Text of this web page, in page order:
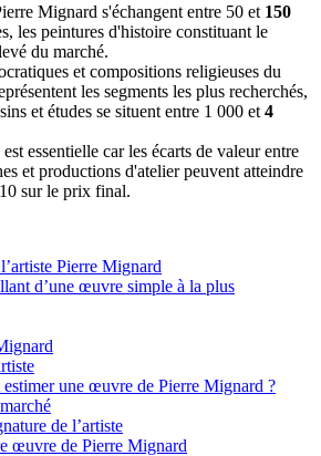
Mignard s'échangent entre 50 et 150
les peintures d'histoire constituant le
du marché.
et compositions religieuses du
les segments les plus recherchés,
et études se situent entre 1 000 et 4
essentielle car les écarts de valeur entre
et productions d'atelier peuvent atteindre
sur le prix final.
Pierre Mignard
d’une œuvre simple à la plus
une œuvre de Pierre Mignard ?
de l’artiste
œuvre de Pierre Mignard